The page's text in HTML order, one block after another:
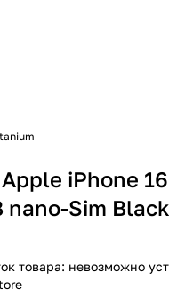
iPhone
nano-Sim Black
товара: невозможно